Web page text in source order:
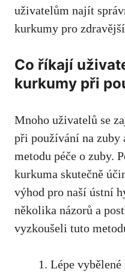
uživatelům⁣ najít
kurkumy pro
Co říkají
kurkumy při‌
Mnoho uživatelů se
⁤při používání na​
metodu péče o zuby.
kurkuma skutečně
výhod pro naší ústní
několika‌ názorů a
vyzkoušeli tuto⁢
Lépe